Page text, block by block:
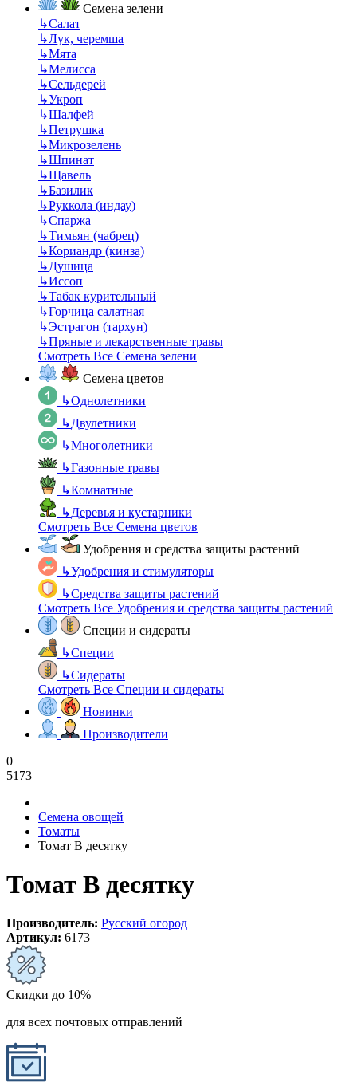
Семена зелени
↳Салат
↳Лук, черемша
↳Мята
↳Мелисса
↳Сельдерей
↳Укроп
↳Шалфей
↳Петрушка
↳Микрозелень
↳Шпинат
↳Щавель
↳Базилик
↳Руккола (индау)
↳Спаржа
↳Тимьян (чабрец)
↳Кориандр (кинза)
↳Душица
↳Иссоп
↳Табак курительный
↳Горчица салатная
↳Эстрагон (тархун)
↳Пряные и лекарственные травы
Смотреть Все Семена зелени
Семена цветов
↳Однолетники
↳Двулетники
↳Многолетники
↳Газонные травы
↳Комнатные
↳Деревья и кустарники
Смотреть Все Семена цветов
Удобрения и средства защиты растений
↳Удобрения и стимуляторы
↳Средства защиты растений
Смотреть Все Удобрения и средства защиты растений
Специи и сидераты
↳Специи
↳Сидераты
Смотреть Все Специи и сидераты
Новинки
Производители
0
5173
Семена овощей
Томаты
Томат В десятку
Томат В десятку
Производитель: Русский огород
Артикул: 6173
Скидки до 10%
для всех почтовых отправлений